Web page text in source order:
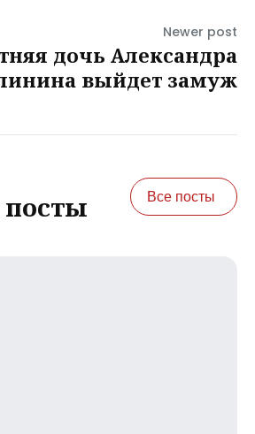
Newer post
дочь Александра
выйдет замуж
Все посты